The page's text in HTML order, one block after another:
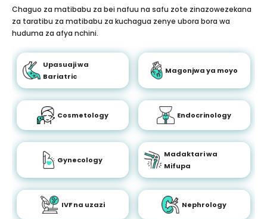
Chaguo za matibabu za bei nafuu na safu zote zinazowezekana
za taratibu za matibabu za kuchagua zenye ubora bora wa
huduma za afya nchini.
Upasuaji wa
Bariatric
Magonjwa ya moyo
Cosmetology Endocrinology
Gynecology
Madaktari wa
Mifupa
IVF na uzazi Nephrology